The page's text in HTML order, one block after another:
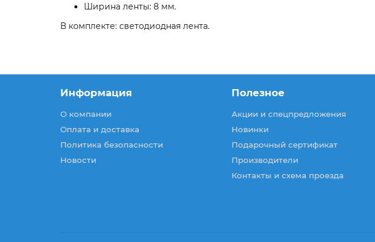
Ширина ленты: 8 мм.
В комплекте: светодиодная лента.
Информация
О компании
Оплата и доставка
Политика безопасности
Новости
Полезное
Акции и спецпредложения
Новинки
Подарочный сертификат
Производители
Контакты и схема проезда